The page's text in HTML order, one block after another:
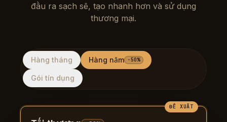
đầu ra sạch sẽ, tạo nhanh hơn và sử dụng
thương mại.
Hàng tháng Hàng năm -50%
Gói tín dụng
ĐỀ XUẤT